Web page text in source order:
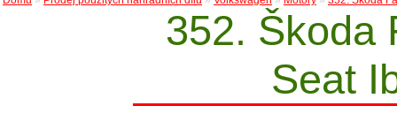
352. Škoda
Seat